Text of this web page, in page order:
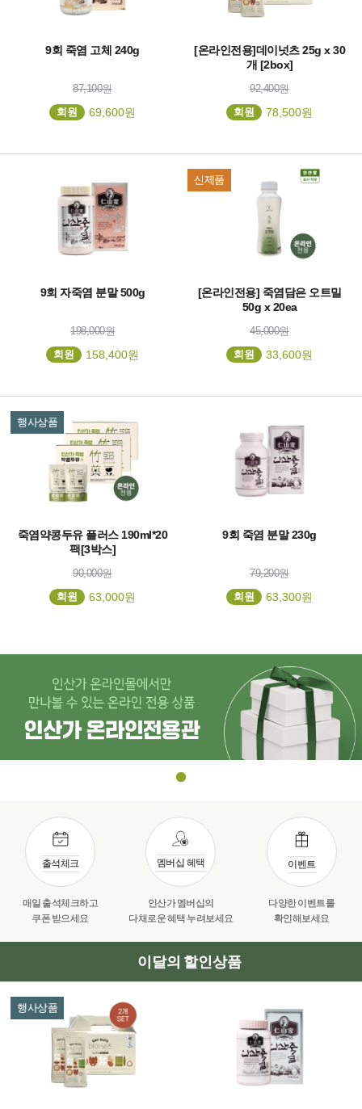
9회 죽염 고체 240g
87,100원
회원
69,600원
[온라인전용]데이넛츠 25g x 30
개 [2box]
92,400원
회원
78,500원
9회 자죽염 분말 500g
198,000원
회원
158,400원
신제품
[온라인전용] 죽염담은 오트밀
50g x 20ea
45,000원
회원
33,600원
행사상품
죽염약콩두유 플러스 190ml*20
팩[3박스]
90,000원
회원
63,000원
9회 죽염 분말 230g
79,200원
회원
63,300원
출석체크
매일 출석체크하고
쿠폰 받으세요
멤버십 혜택
인산가 멤버십의
다채로운 혜택 누려보세요
이벤트
다양한 이벤트를
확인해보세요
이달의 할인상품
행사상품